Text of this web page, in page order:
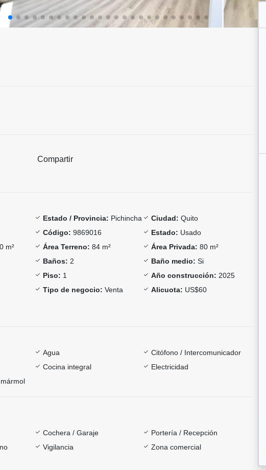
Compartir
Estado / Provincia: Pichincha Ciudad: Quito
Código: 9869016 Estado: Usado
m² Área Terreno: 84 m² Área Privada: 80 m²
Baños: 2 Baño medio: Si
Piso: 1 Año construcción: 2025
Tipo de negocio: Venta Alicuota: US$60
Agua
Citófono / Intercomunicador
Cocina integral
Electricidad
Cochera / Garaje
Portería / Recepción
Vigilancia
Zona comercial